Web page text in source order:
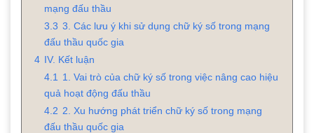
mạng đấu thầu
3.3 3. Các lưu ý khi sử dụng chữ ký số trong mạng
đấu thầu quốc gia
4 IV. Kết luận
4.1
1. Vai trò của chữ ký số trong việc nâng cao hiệu
quả hoạt động đấu thầu
4.2 2. Xu hướng phát triển chữ ký số trong mạng
đấu thầu quốc gia